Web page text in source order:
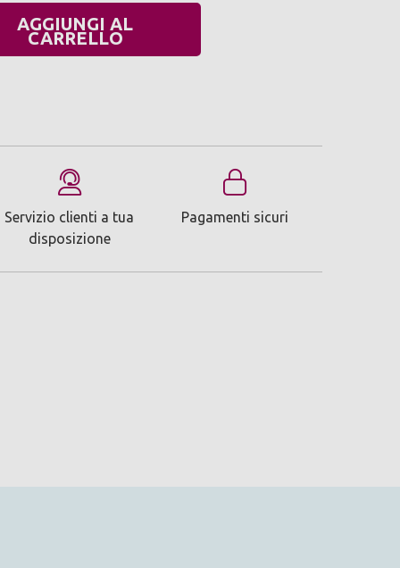
AGGIUNGI AL
CARRELLO
Servizio clienti a tua
disposizione
Pagamenti sicuri